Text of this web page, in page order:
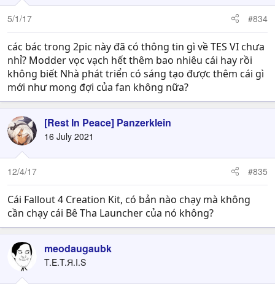
5/1/17 #834
các bác trong 2pic này đã có thông tin gì về TES VI chưa
nhỉ? Modder vọc vạch hết thêm bao nhiêu cái hay rồi
không biết Nhà phát triển có sáng tạo được thêm cái gì
mới như mong đợi của fan không nữa?
[Rest In Peace] Panzerklein
16 July 2021
12/4/17 #835
Cái Fallout 4 Creation Kit, có bản nào chạy mà không
cần chạy cái Bê Tha Launcher của nó không?
meodaugaubk
T.E.T.Я.I.S